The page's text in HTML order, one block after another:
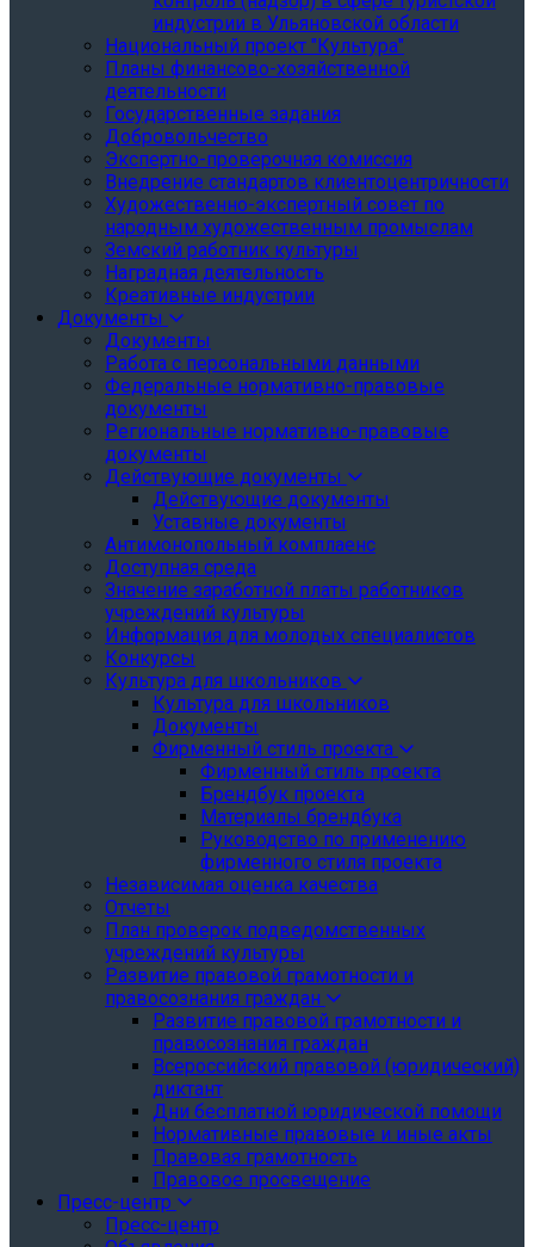
индустрии в Ульяновской области
Национальный проект "Культура"
Планы финансово-хозяйственной
деятельности
Государственные задания
Добровольчество
Экспертно-проверочная комиссия
Внедрение стандартов клиентоцентричности
Художественно-экспертный совет по
народным художественным промыслам
Земский работник культуры
Наградная деятельность
Креативные индустрии
Документы
Документы
Работа с персональными данными
Федеральные нормативно-правовые
документы
Региональные нормативно-правовые
документы
Действующие документы
Действующие документы
Уставные документы
Антимонопольный комплаенс
Доступная среда
Значение заработной платы работников
учреждений культуры
Информация для молодых специалистов
Конкурсы
Культура для школьников
Культура для школьников
Документы
Фирменный стиль проекта
Фирменный стиль проекта
Брендбук проекта
Материалы брендбука
Руководство по применению
фирменного стиля проекта
Независимая оценка качества
Отчеты
План проверок подведомственных
учреждений культуры
Развитие правовой грамотности и
правосознания граждан
Развитие правовой грамотности и
правосознания граждан
Всероссийский правовой (юридический)
диктант
Дни бесплатной юридической помощи
Нормативные правовые и иные акты
Правовая грамотность
Правовое просвещение
Пресс-центр
Пресс-центр